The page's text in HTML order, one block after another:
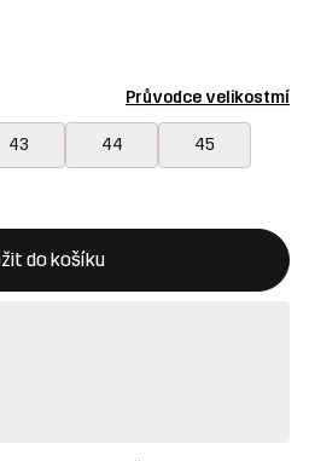
Průvodce velikostmí
43 44 45
do košíku
potvrzení nové položky v